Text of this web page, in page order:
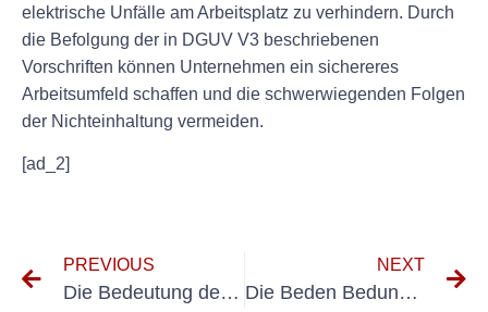
elektrische Unfälle am Arbeitsplatz zu verhindern. Durch
die Befolgung der in DGUV V3 beschriebenen
Vorschriften können Unternehmen ein sichereres
Arbeitsumfeld schaffen und die schwerwiegenden Folgen
der Nichteinhaltung vermeiden.
[ad_2]
PREVIOUS
Die Bedeutung der DGUV V3 -Schulung in der Sicherheit am Arbeitsplatz
NEXT
Die Beden Bedungung von Regelmäßigen Holzungen Elektrier Geräte